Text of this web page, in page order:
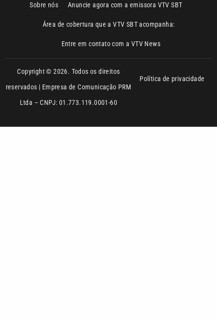
Sobre nós Anuncie agora com a emissora VTV SBT
Área de cobertura que a VTV SBT acompanha:
Entre em contato com a VTV News
Copyright © 2026. Todos os direitos
reservados | Empresa de Comunicação PRM
Ltda – CNPJ: 01.773.119.0001-60
Política de privacidade